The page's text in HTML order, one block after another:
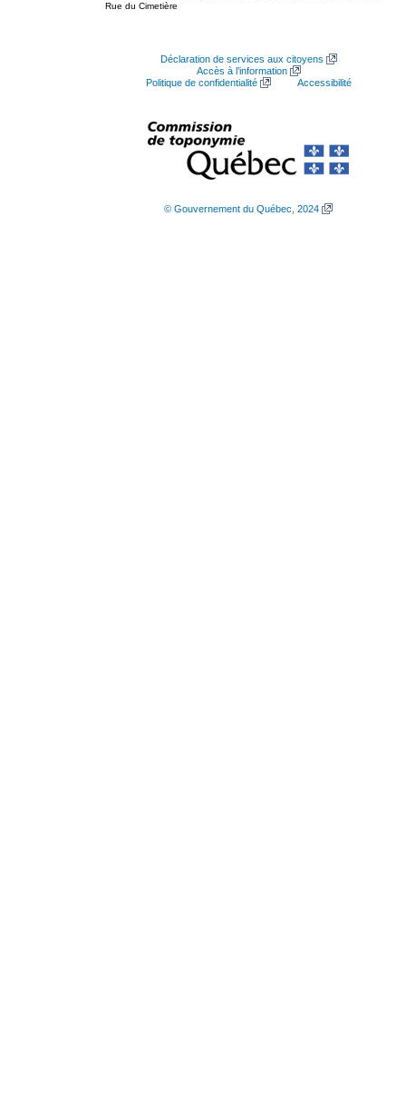
Rue du Cimetière
Déclaration de services aux citoyens
Accès à l’information
Politique de confidentialité
Accessibilité
© Gouvernement du Québec, 2024